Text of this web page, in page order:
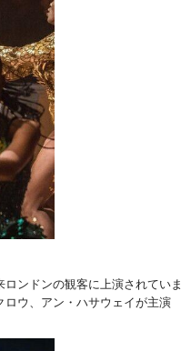
ロンドンの観客に上演されていま
ウ、アン・ハサウェイが主演